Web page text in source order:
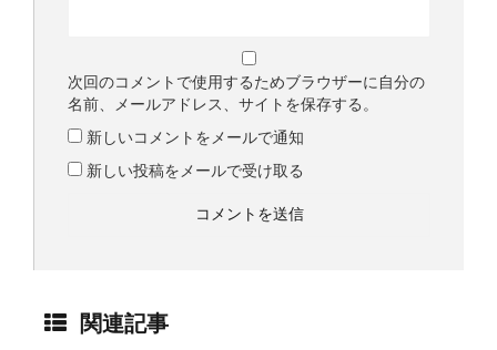
次回のコメントで使用するためブラウザーに自分の
名前、メールアドレス、サイトを保存する。
新しいコメントをメールで通知
新しい投稿をメールで受け取る
関連記事